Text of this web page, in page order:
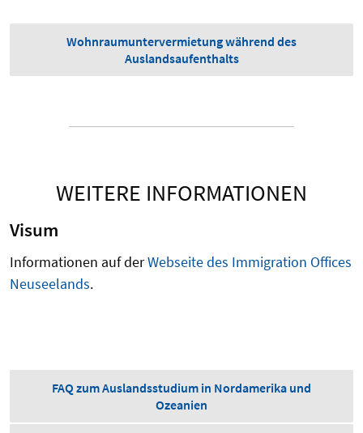
Wohnraumuntervermietung während des
Auslandsaufenthalts
WEITERE INFORMATIONEN
Visum
Informationen auf derWebseite des Immigration Offices
Neuseelands.
FAQ zum Auslandsstudium in Nordamerika und
Ozeanien